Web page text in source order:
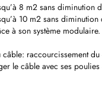
8 m2 sans diminution
10 m2 sans
à son système modulaire.
raccourcissement
le câble avec ses